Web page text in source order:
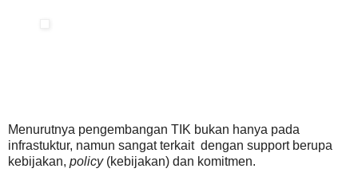
Menurutnya pengembangan TIK bukan hanya pada
infrastuktur, namun sangat terkait dengan support berupa
kebijakan, policy(kebijakan) dan komitmen.